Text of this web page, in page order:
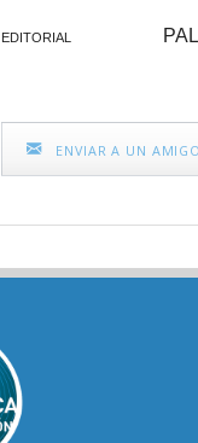
EDITORIAL
ENVIAR A UN AMIGO